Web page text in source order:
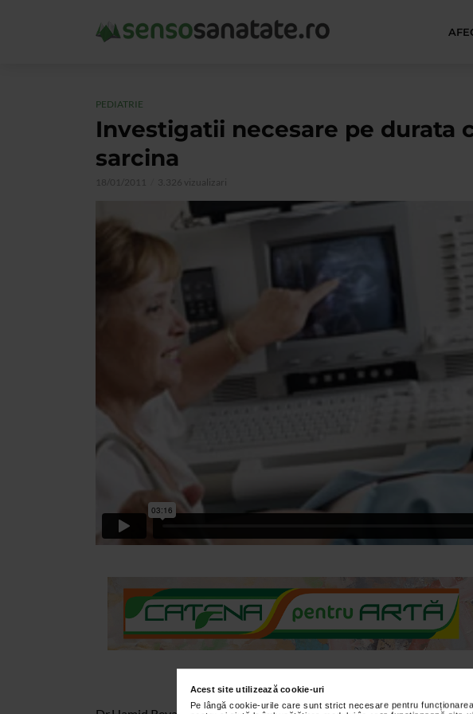
Acest site utilizează cookie-uri
Pe lângă cookie-urile care sunt strict necesare pentru
PEDIATRIE
Investigatii necesare pe durata
sarcina
18/01/2011 3.326 vizualizari